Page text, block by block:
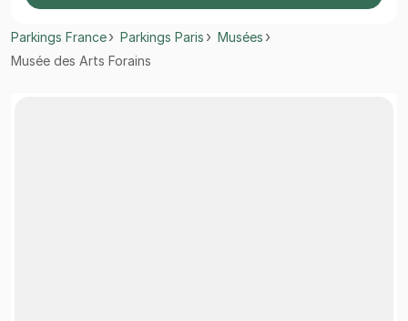
Parkings France Parkings Paris
Musées
Musée des Arts Forains